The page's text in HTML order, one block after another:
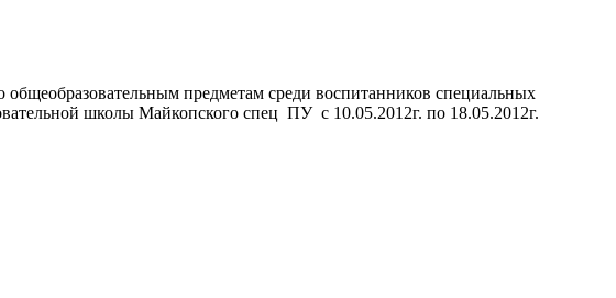
предметам среди воспитанников специальных
школы Майкопского спец ПУ с 10.05.2012г. по 18.05.2012г.